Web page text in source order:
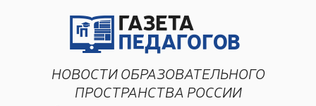
НОВОСТИ ОБРАЗОВАТЕЛЬНОГО
ПРОСТРАНСТВА РОССИИ